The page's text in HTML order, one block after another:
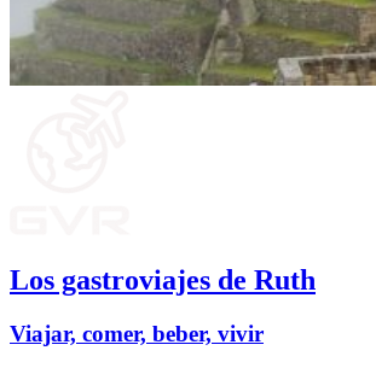
Los gastroviajes de Ruth
Viajar, comer, beber, vivir